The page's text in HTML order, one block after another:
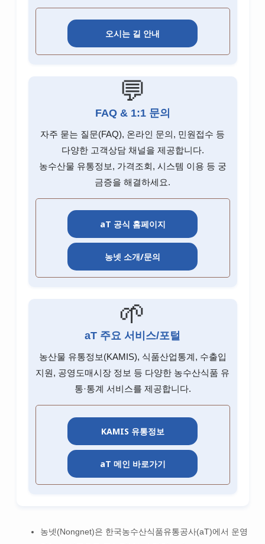
오시는 길 안내
💬
FAQ & 1:1 문의
자주 묻는 질문(FAQ), 온라인 문의, 민원접수 등
다양한 고객상담 채널을 제공합니다.
농수산물 유통정보, 가격조회, 시스템 이용 등 궁
금증을 해결하세요.
aT 공식 홈페이지
농넷 소개/문의
🌱
aT 주요 서비스/포털
농산물 유통정보(KAMIS), 식품산업통계, 수출입
지원, 공영도매시장 정보 등 다양한 농수산식품 유
통·통계 서비스를 제공합니다.
KAMIS 유통정보
aT 메인 바로가기
농넷(Nongnet)은 한국농수산식품유통공사(aT)에서 운영